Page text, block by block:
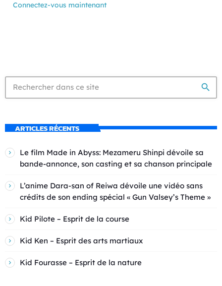
Connectez-vous maintenant
search
ARTICLES RÉCENTS
Le film Made in Abyss: Mezameru Shinpi dévoile sa
bande-annonce, son casting et sa chanson principale
L’anime Dara-san of Reiwa dévoile une vidéo sans
crédits de son ending spécial « Gun Valsey’s Theme »
Kid Pilote – Esprit de la course
Kid Ken – Esprit des arts martiaux
Kid Fourasse – Esprit de la nature